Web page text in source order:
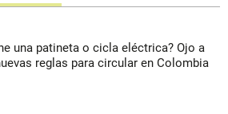
una patineta o cicla eléctrica? Ojo a
reglas para circular en Colombia